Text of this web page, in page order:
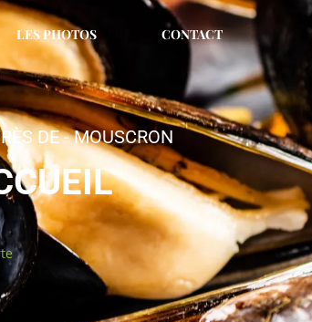
LES PHOTOS CONTACT
DE - MOUSCRON